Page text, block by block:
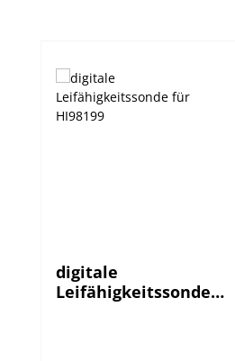
digitale
Leifähigkeitssonde